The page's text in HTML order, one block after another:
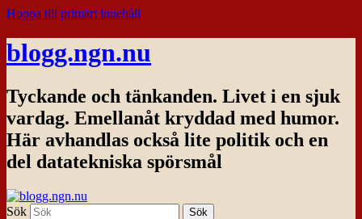
Hoppa till primärt innehåll
blogg.ngn.nu
Tyckande och tänkanden. Livet i en sjuk
vardag. Emellanåt kryddad med humor.
Här avhandlas också lite politik och en
del datatekniska spörsmål
Sök